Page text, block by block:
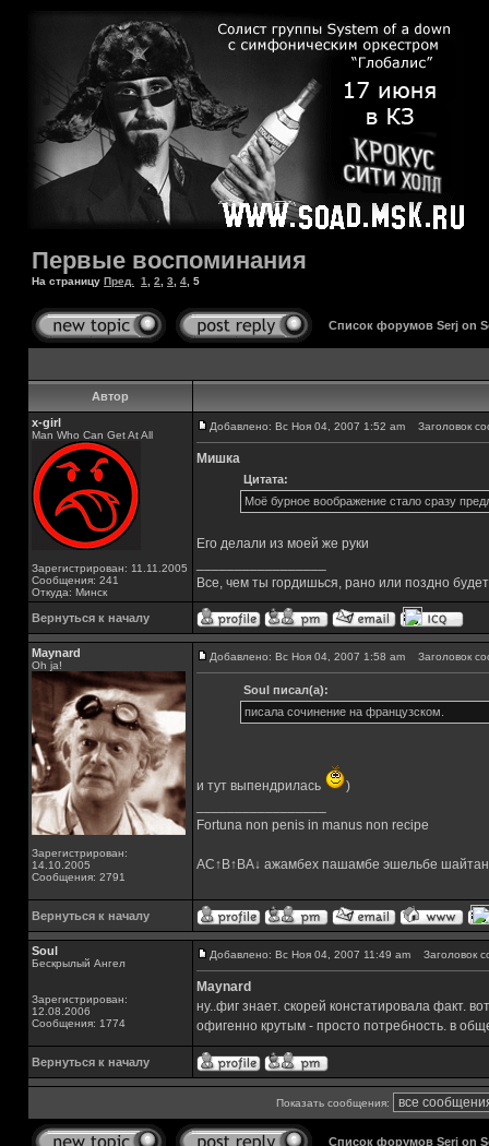
Первые воспоминания
На страницу Пред. 1 2 3 4 5
Список форумов Serj on
Автор
x-girl
Man Who Can Get At All
Зарегистрирован: 11.11.2005
Сообщения: 241
Откуда: Минск
Добавлено: Вс Ноя 04, 2007 1:52 am Заголовок
Мишка
Цитата:
Моё бурное воображение стало сразу
Его делали из моей же руки
Все, чем ты гордишься, рано или поздно
Вернуться к началу
Maynard
Oh ja!
Зарегистрирован:
14.10.2005
Сообщения: 2791
Добавлено: Вс Ноя 04, 2007 1:58 am Заголовок
Soul писал(а):
писала сочинение на французском.
и тут выпендрилась
)
Fortuna non penis in manus non recipe
AC↑B↑BA↓ ажамбех пашамбе эшельбе
Вернуться к началу
Soul
Бескрылый Ангел
Зарегистрирован:
12.08.2006
Сообщения: 1774
Добавлено: Вс Ноя 04, 2007 11:49 am Заголовок
Maynard
ну..фиг знает. скорей констатировала факт.
офигенно крутым - просто потребность. в
Вернуться к началу
Показать сообщения:
Список форумов Serj on